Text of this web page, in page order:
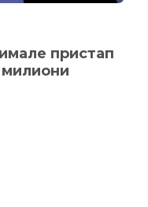
пристап